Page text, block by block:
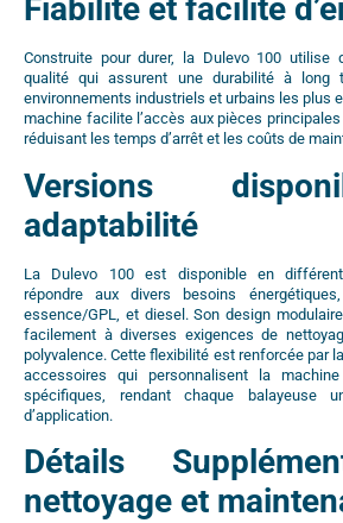
Fiabilité et facilité
Construite pour durer, la Dulevo 100 utilise
qualité qui assurent une durabilité à long
environnements industriels et urbains les plus
machine facilite l’accès aux pièces
réduisant les temps d’arrêt et les coûts de
Versions
adaptabilité
La Dulevo 100 est disponible en
répondre aux divers besoins
essence/GPL, et diesel. Son design
facilement à diverses exigences de
polyvalence. Cette flexibilité est renforcée par
accessoires qui personnalisent la
spécifiques, rendant chaque balayeuse
d’application.
Détails
nettoyage et